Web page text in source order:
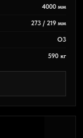
4000 мм
273 / 219 мм
О3
590 кг